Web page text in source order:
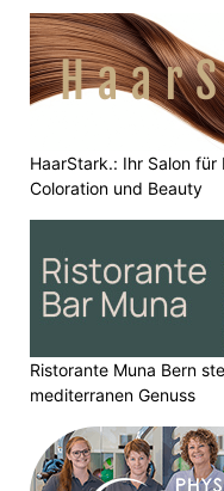
HaarStark.: Ihr Salon für
Coloration und Beauty
Ristorante Muna Bern
mediterranen Genuss